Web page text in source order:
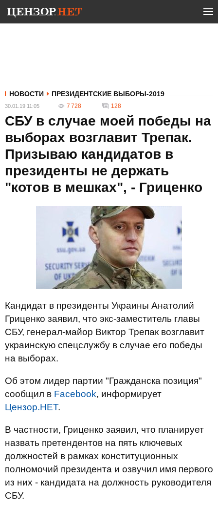
НОВОСТИ ПРЕЗИДЕНТСКИЕ ВЫБОРЫ-2019
30.01.19 11:05 7 728 128
СБУ в случае моей победы на
выборах возглавит Трепак.
Призываю кандидатов в
президенты не держать
"котов в мешках", - Гриценко
Кандидат в президенты Украины Анатолий
Гриценко заявил, что экс-заместитель главы
СБУ, генерал-майор Виктор Трепак возглавит
украинскую спецслужбу в случае его победы
на выборах.
Об этом лидер партии "Гражданска позиция"
сообщил в Facebook, информирует
Цензор.НЕТ.
В частности, Гриценко заявил, что планирует
назвать претендентов на пять ключевых
должностей в рамках конституционных
полномочий президента и озвучил имя первого
из них - кандидата на должность руководителя
СБУ.